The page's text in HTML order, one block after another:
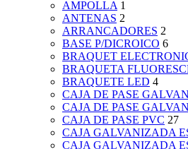
AMPOLLA 1
ANTENAS 2
ARRANCADORES 2
BASE P/DICROICO 6
BRAQUET
BRAQUETA
BRAQUETE LED 4
CAJA DE PASE
CAJA DE PASE
CAJA DE PASE PVC 27
CAJA GALVANIZADA
CAJA GALVANIZADA